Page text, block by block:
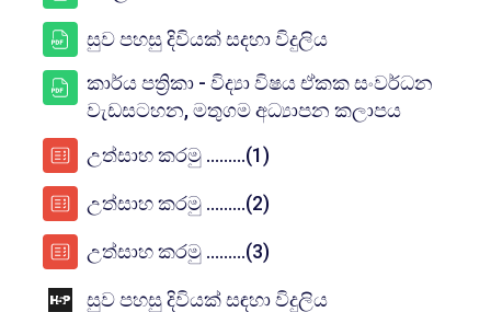
සුව පහසු දිවියක් සදහා විදුලිය
කාර්ය පත්‍රිකා - විද්‍යා විෂය ඒකක සංවර්ධන
වැඩසටහන, මතුගම අධ්‍යාපන කලාපය
උත්සාහ කරමු .........(1)
උත්සාහ කරමු .........(2)
උත්සාහ කරමු .........(3)
සුව පහසු දිවියක් සඳහා විදුලියINTERACTIVE